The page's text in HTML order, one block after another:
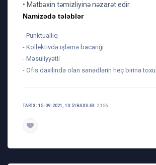
• Mətbəxin təmizliyinə nəzarət edir.
Namizədə tələblər
- Punktuallıq
- Kollektivdə işləmə bacarığı
- Məsuliyyətli
- Ofis daxilində olan sənədlərin heç birinə
TARIX: 15-09-2021, 10:51 BAXILIB: 2 156